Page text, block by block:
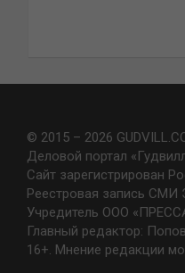
© 2015 – 2026
Деловой портал
Сайт зарегистрирован
Реестровая запись
Учредитель ООО
Главный редактор:
16+. Мнение редакции